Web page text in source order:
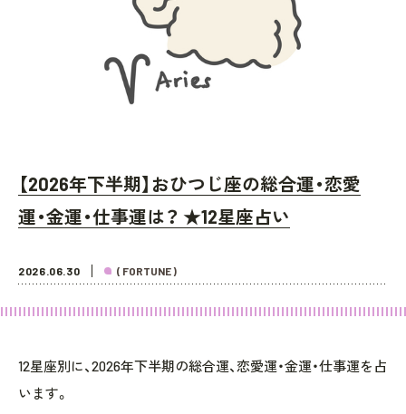
【2026年下半期】おひつじ座の総合運・恋愛
運・金運・仕事運は？ ★12星座占い
2026.06.30 ( FORTUNE )
12星座別に、2026年下半期の総合運、恋愛運・金運・仕事運を占
います。